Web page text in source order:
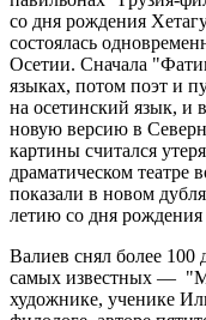
со дня рождения
состоялась
Осетии. Сначала
языках, потом поэт и
на осетинский язык, и
новую версию в
картины считался
драматическом
показали в новом
летию со дня
Валиев снял более
самых известных —
художнике, ученике